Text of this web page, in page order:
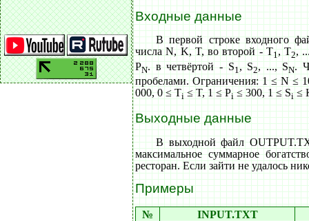
Входные данные
В первой строке входного
числа N, K, T, во второй - T1, T2,
PN. в четвёртой - S1, S2, ..., SN.
пробелами. Ограничения: 1 ≤ N ≤
000, 0 ≤ Ti≤ T, 1 ≤ Pi≤ 300, 1 ≤ Si≤
Выходные данные
В выходной файл
максимальное суммарное
ресторан. Если зайти не удалось
Примеры
№ INPUT.TXT